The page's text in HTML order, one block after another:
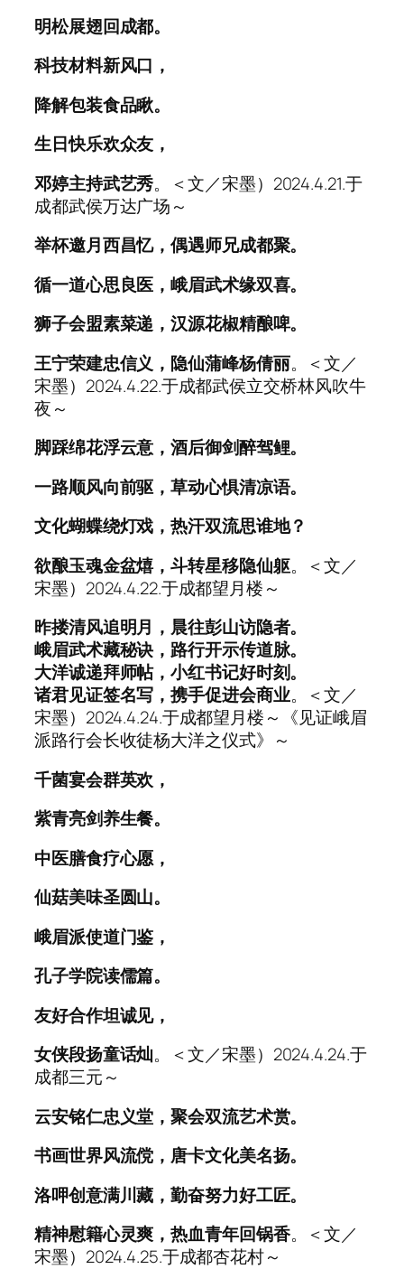
明松展翅回成都。
科技材料新风口，
降解包装食品瞅。
生日快乐欢众友，
邓婷主持武艺秀。＜文／宋墨）2024.4.21.于
成都武侯万达广场～
举杯邀月西昌忆，偶遇师兄成都聚。
循一道心思良医，峨眉武术缘双喜。
狮子会盟素菜递，汉源花椒精酿啤。
王宁荣建忠信义，隐仙蒲峰杨倩丽。＜文／
宋墨）2024.4.22.于成都武侯立交桥林风吹牛
夜～
脚踩绵花浮云意，酒后御剑醉驾鲤。
一路顺风向前驱，草动心惧清凉语。
文化蝴蝶绕灯戏，热汗双流思谁地？
欲酿玉魂金盆熺，斗转星移隐仙躯。＜文／
宋墨）2024.4.22.于成都望月楼～
昨搂清风追明月，晨往彭山访隐者。
峨眉武术藏秘诀，路行开示传道脉。
大洋诚递拜师帖，小红书记好时刻。
诸君见证签名写，携手促进会商业。＜文／
宋墨）2024.4.24.于成都望月楼～《见证峨眉
派路行会长收徒杨大洋之仪式》～
千菌宴会群英欢，
紫青亮剑养生餐。
中医膳食疗心愿，
仙菇美味圣圆山。
峨眉派使道门鉴，
孔子学院读儒篇。
友好合作坦诚见，
女侠段扬童话灿。＜文／宋墨）2024.4.24.于
成都三元～
云安铭仁忠义堂，聚会双流艺术赏。
书画世界风流傥，唐卡文化美名扬。
洛呷创意满川藏，勤奋努力好工匠。
精神慰籍心灵爽，热血青年回锅香。＜文／
宋墨）2024.4.25.于成都杏花村～